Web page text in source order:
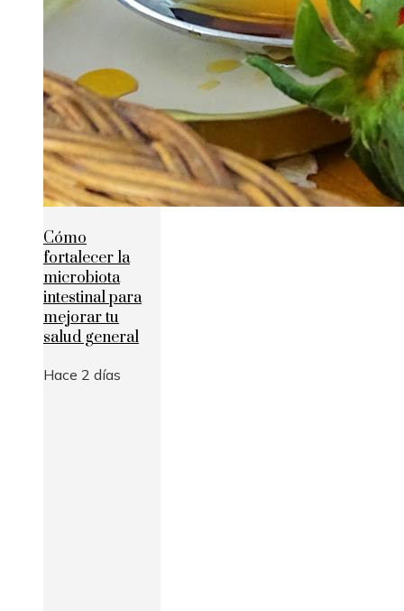
Cómo
fortalecer la
microbiota
intestinal para
mejorar tu
salud general
Hace 2 días